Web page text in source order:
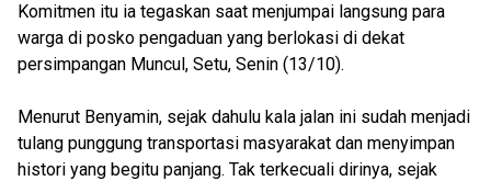
Komitmen itu ia tegaskan saat menjumpai langsung para
warga di posko pengaduan yang berlokasi di dekat
persimpangan Muncul, Setu, Senin (13/10).
Menurut Benyamin, sejak dahulu kala jalan ini sudah menjadi
tulang punggung transportasi masyarakat dan menyimpan
histori yang begitu panjang. Tak terkecuali dirinya, sejak